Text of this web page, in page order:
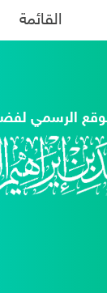
القائمة
الرسمي